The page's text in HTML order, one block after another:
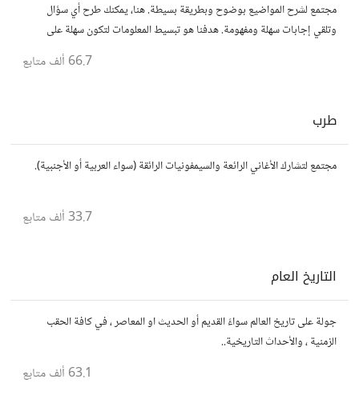
مجتمع لشرح المواضيع بوضوح وبطريقة بسيطة. هنا، يمكنك طرح أي سؤال
وتلقي إجابات سهلة ومفهومة. هدفنا هو تبسيط المعلومات لتكون سهلة على
66.7 ألف متابع
طرب
مجتمع لتشارك الأغاني الرائعة والسيمفونيات الرائقة (سواء العربية أو الأجنبية).
33.7 ألف متابع
التاريخ العام
جولة على تاريخ العالم سواءً القديم أو الحديث او المعاصر ، في كافة الحقب
الزمنية ، والأحداث التاريخية..
63.1 ألف متابع